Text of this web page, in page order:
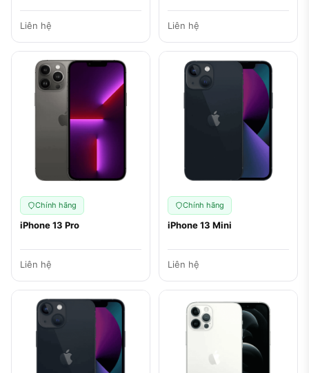
Liên hệ Liên hệ
Chính hãng
iPhone 13 Pro
Liên hệ
Chính hãng
iPhone 13 Mini
Liên hệ